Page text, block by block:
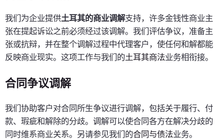
我们为企业提供土耳其的商业调解支持，许多金钱性商业主
张在提起诉讼之前必须经过该调解。我们评估争议，准备主
张或抗辩，并在整个调解过程中代理客户，使任何和解都能
反映商业现实。这项工作与我们的土耳其商法业务相衔接。
合同争议调解
我们协助客户对合同所生争议进行调解，包括关于履行、付
款、瑕疵和解除的分歧。调解可以使合同各方在解决分歧的
同时维系商业关系。另请参见我们的合同与债法业务。